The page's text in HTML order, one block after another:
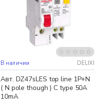
В наличии DELIXI
Авт. DZ47sLES top line 1P+N
( N pole though ) C type 50A
10mA